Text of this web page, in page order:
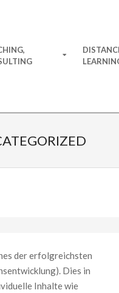
der erfolgreichsten
Dies in
Inhalte wie